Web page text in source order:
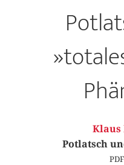
Klaus
Potlatsch